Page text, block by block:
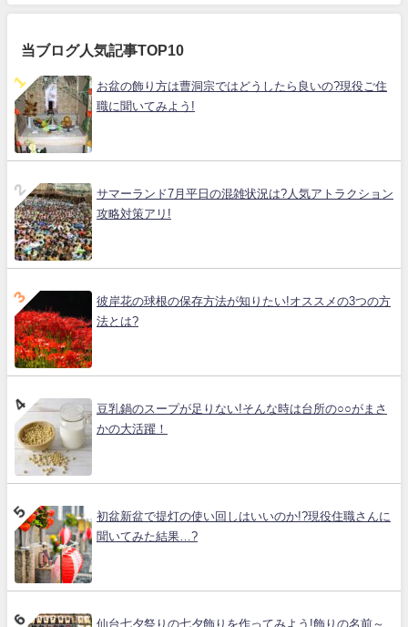
当ブログ人気記事TOP10
お盆の飾り方は曹洞宗ではどうしたら良いの?現役ご住
職に聞いてみよう!
サマーランド7月平日の混雑状況は?人気アトラクション
攻略対策アリ!
彼岸花の球根の保存方法が知りたい!オススメの3つの方
法とは?
豆乳鍋のスープが足りない!そんな時は台所の○○がまさ
かの大活躍！
初盆新盆で提灯の使い回しはいいのか!?現役住職さんに
聞いてみた結果…?
仙台七夕祭りの七夕飾りを作ってみよう!飾りの名前～